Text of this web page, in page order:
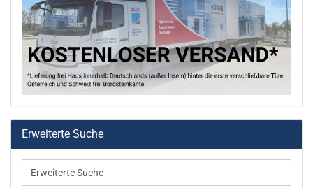
Erweiterte Suche
Suche